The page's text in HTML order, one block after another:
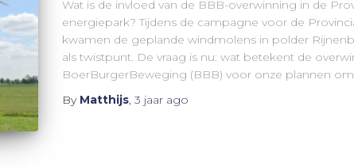
Wat is de invloed van de BBB-overwinning in de
energiepark? Tijdens de campagne voor de
kwamen de geplande windmolens in polder
als twistpunt. De vraag is nu: wat betekent de
BoerBurgerBeweging (BBB) voor onze plannen
By Matthijs, 3 jaarago